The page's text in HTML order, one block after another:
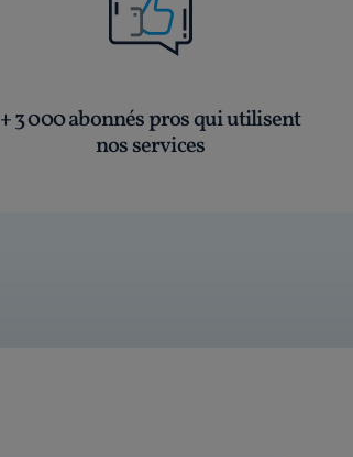
+ 3 000 abonnés pros qui utilisent
nos services